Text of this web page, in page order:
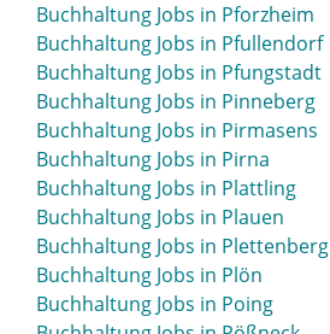
Buchhaltung Jobs in Pforzheim
Buchhaltung Jobs in Pfullendorf
Buchhaltung Jobs in Pfungstadt
Buchhaltung Jobs in Pinneberg
Buchhaltung Jobs in Pirmasens
Buchhaltung Jobs in Pirna
Buchhaltung Jobs in Plattling
Buchhaltung Jobs in Plauen
Buchhaltung Jobs in Plettenberg
Buchhaltung Jobs in Plön
Buchhaltung Jobs in Poing